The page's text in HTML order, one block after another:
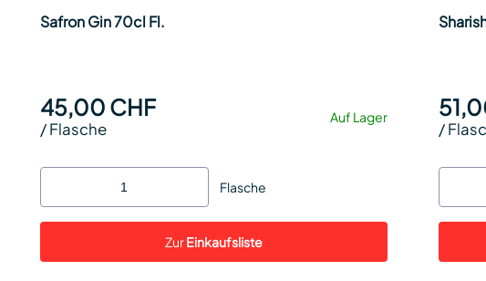
Safron Gin 70cl Fl.
Auf Lager
45,00 CHF
/Flasche
Flasche
ZurEinkaufsliste
/